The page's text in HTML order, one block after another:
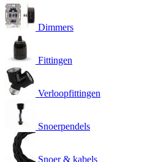
Dimmers
Fittingen
Verloopfittingen
Snoerpendels
Snoer & kabels